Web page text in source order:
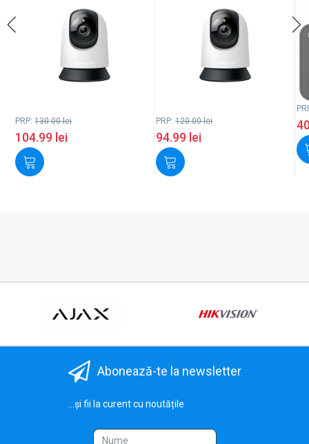
PRP: 130.00lei
104.99 lei
PRP: 120.00lei
94.99 lei
Abonează-te la newsletter
...și fii la curent cu noutățile